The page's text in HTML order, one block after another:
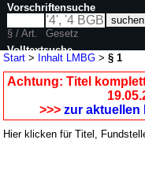
Start > Inhalt LMBG >§ 1
Achtung: Titel
>>> zur aktuellen
Hier klicken fürTitel,
Vorschriftensuche
§ / Art.
Gesetz
Volltextsuche
nur in LMBG